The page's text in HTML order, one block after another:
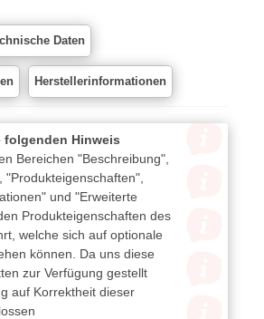
Daten
Herstellerinformationen
folgenden Hinweis
Bereichen "Beschreibung",
"Produkteigenschaften",
und "Erweiterte
Produkteigenschaften des
welche sich auf optionale
können. Da uns diese
zur Verfügung gestellt
auf Korrektheit dieser